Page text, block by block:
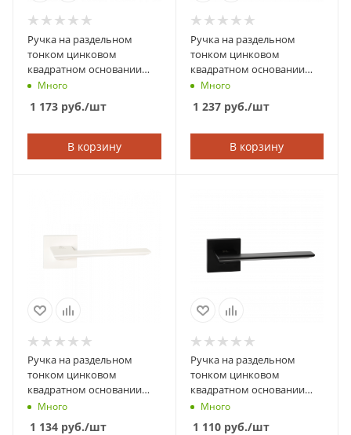
Ручка на раздельном
тонком цинковом
квадратном основании
ABRISS 21.120 MBP/BL
вставка)
Много
1 173 руб./шт
В корзину
Ручка на раздельном
тонком цинковом
квадратном основании
ABRISS 21.190 MBP/WH
вставка)
Много
1 237руб./шт
В корзину
Ручка на раздельном
тонком цинковом
квадратном основании
ABRISS 21.027 MWP (Белый
Много
1 134 руб./шт
Ручка на раздельном
тонком цинковом
квадратном основании
ABRISS 21.027 MBP
(Чёрный матовый)
Много
1 110руб./шт